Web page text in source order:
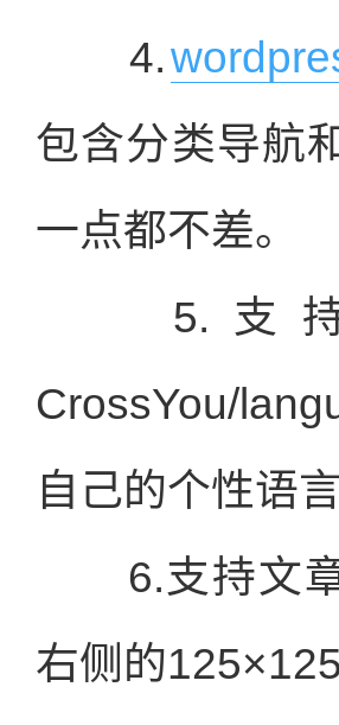
4.
包含分类导航
一点都不差。
5.支持
CrossYou/
自己的个性语
6.支持文章
右侧的